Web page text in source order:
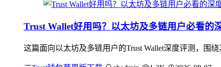
Trust Wallet好用吗？以太坊及多链用户必看的
这篇面向以太坊及多链用户的Trust Wallet深度评测，围